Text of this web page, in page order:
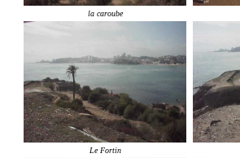
la caroube
Le Fortin